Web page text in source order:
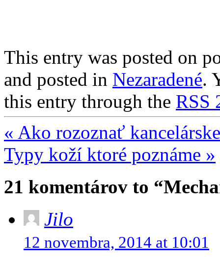
This entry was posted on
and posted in Nezaradené.
this entry through the RSS
« Ako rozoznať
Typy koží ktoré poznáme »
21 komentárov to
Jilo
12 novembra, 2014 at 10:01